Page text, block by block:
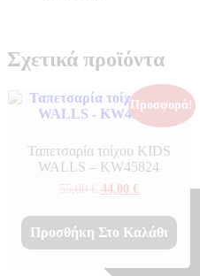
Σχετικά προϊόντα
Προσφορά!
Ταπετσαρία τοίχου KIDS
WALLS – KW45824
55,00€ Original
was:
55,00 €.
44,00 €Η
τιμή
είναι:
44,00 €.
Προσθήκη Στο Καλάθι